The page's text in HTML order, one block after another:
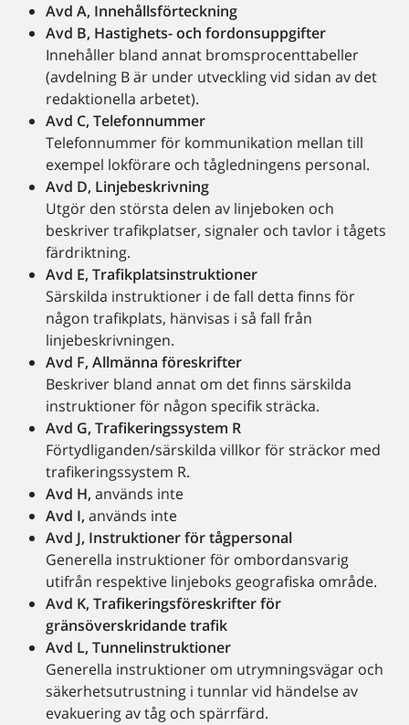
Avd A, Innehållsförteckning
Avd B, Hastighets- och fordonsuppgifter
Innehåller bland annat bromsprocenttabeller
(avdelning B är under utveckling vid sidan av det
redaktionella arbetet).
Avd C, Telefonnummer
Telefonnummer för kommunikation mellan till
exempel lokförare och tågledningens personal.
Avd D, Linjebeskrivning
Utgör den största delen av linjeboken och
beskriver trafikplatser, signaler och tavlor i tågets
färdriktning.
Avd E, Trafikplatsinstruktioner
Särskilda instruktioner i de fall detta finns för
någon trafikplats, hänvisas i så fall från
linjebeskrivningen.
Avd F, Allmänna föreskrifter
Beskriver bland annat om det finns särskilda
instruktioner för någon specifik sträcka.
Avd G, Trafikeringssystem R
Förtydliganden/särskilda villkor för sträckor med
trafikeringssystem R.
Avd H, används inte
Avd I, används inte
Avd J, Instruktioner för tågpersonal
Generella instruktioner för ombordansvarig
utifrån respektive linjeboks geografiska område.
Avd K, Trafikeringsföreskrifter för
gränsöverskridande trafik
Avd L, Tunnelinstruktioner
Generella instruktioner om utrymningsvägar och
säkerhetsutrustning i tunnlar vid händelse av
evakuering av tåg och spärrfärd.